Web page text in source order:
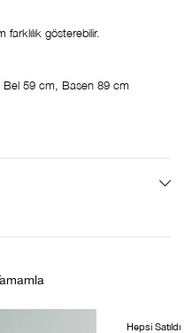
gösterebilir.
59 cm, Basen 89 cm
Hepsi Satıldı